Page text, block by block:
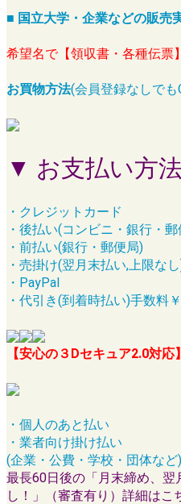
■ 国立大学・企業などの販売
希望名で【領収書・各種伝票
お買物方法(会員登録なしでも
▼ お支払い方
・クレジットカード
・後払い(コンビニ・銀行・
・前払い(銀行・郵便局)
・売掛け(翌月末払い,上限な
・PayPal
・代引き(到着時払い)手数料
【安心の３Dセキュア2.0対応】
・個人のあと払い
・業者向け掛け払い
(企業・公費・学校・団体など)
最長60日後の「月末締め、
し！」（審査有り）詳細はこ